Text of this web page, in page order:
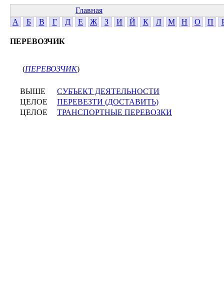
Главная
А
Б В Г Д Е Ж З И Й К Л М Н О П
ПЕРЕВОЗЧИК
(ПЕРЕВОЗЧИК)
ВЫШЕ
СУБЪЕКТ ДЕЯТЕЛЬНОСТИ
ЦЕЛОЕ
ПЕРЕВЕЗТИ (ДОСТАВИТЬ)
ЦЕЛОЕ
ТРАНСПОРТНЫЕ ПЕРЕВОЗКИ